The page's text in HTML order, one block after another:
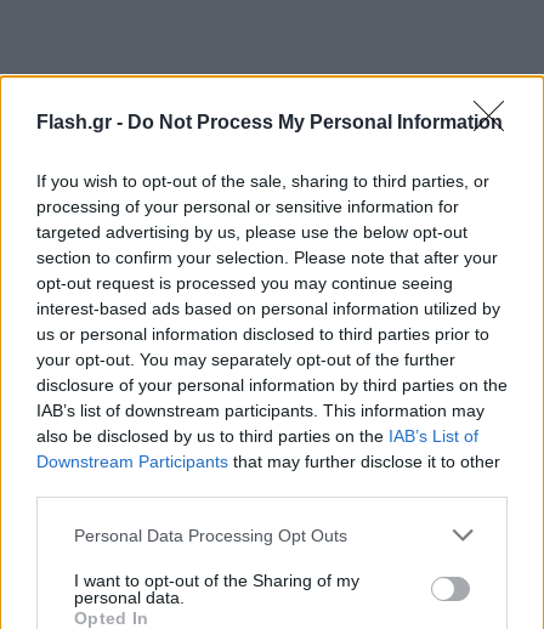
Flash.gr - Do Not Process My Personal Information
If you wish to opt-out of the sale, sharing to third parties, or
processing of your personal or sensitive information for
targeted advertising by us, please use the below opt-out
section to confirm your selection. Please note that after your
opt-out request is processed you may continue seeing
interest-based ads based on personal information utilized by
us or personal information disclosed to third parties prior to
your opt-out. You may separately opt-out of the further
disclosure of your personal information by third parties on the
IAB’s list of downstream participants. This information may
also be disclosed by us to third parties on the IAB’s List of
Downstream Participants that may further disclose it to other
Please note that this website/app uses one or more Google
not limited to your visit or usage behaviour. You may click to
grant or deny consent to Google and its third-party tags to
Personal Data Processing Opt Outs
I want to opt-out of the Sharing of my
personal data.
Opted In